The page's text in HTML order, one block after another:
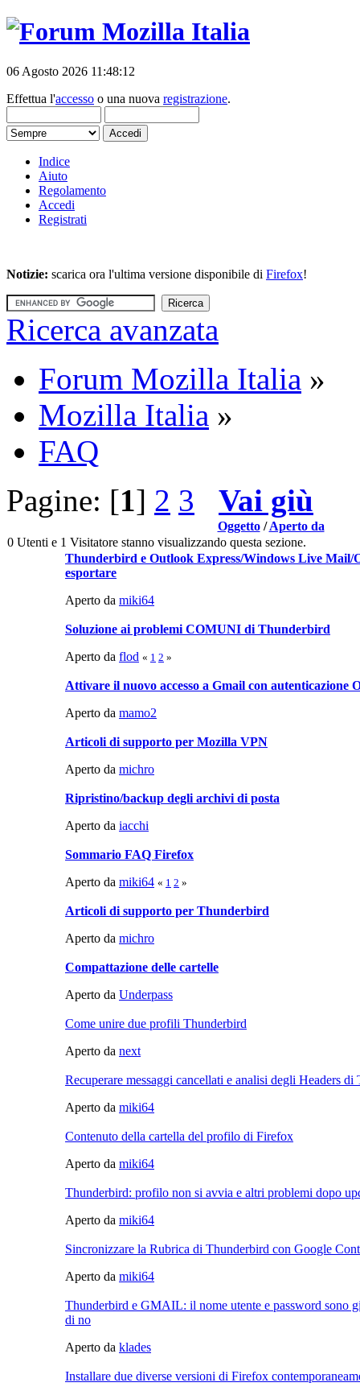
06 Agosto 2026 11:48:12
Effettua l'accesso o una nuova registrazione.
Indice
Aiuto
Regolamento
Accedi
Registrati
Notizie: scarica ora l'ultima versione disponibile di Firefox!
Ricerca avanzata
Forum Mozilla Italia »
Mozilla Italia »
FAQ
Pagine: [1] 2 3 Vai giù
Oggetto/Aperto da
0 Utenti e 1 Visitatore stanno visualizzando questa sezione.
Thunderbird e Outlook Express/Windows Live Mail/
esportare
Aperto da miki64
Soluzione ai problemi COMUNI di Thunderbird
Aperto da flod « 1 2 »
Attivare il nuovo accesso a Gmail con autenticazione
Aperto da mamo2
Articoli di supporto per Mozilla VPN
Aperto da michro
Ripristino/backup degli archivi di posta
Aperto da iacchi
Sommario FAQ Firefox
Aperto da miki64 « 1 2 »
Articoli di supporto per Thunderbird
Aperto da michro
Compattazione delle cartelle
Aperto da Underpass
Come unire due profili Thunderbird
Aperto da next
Recuperare messaggi cancellati e analisi degli Headers di
Aperto da miki64
Contenuto della cartella del profilo di Firefox
Aperto da miki64
Thunderbird: profilo non si avvia e altri problemi dopo
Aperto da miki64
Sincronizzare la Rubrica di Thunderbird con Google
Aperto da miki64
Thunderbird e GMAIL: il nome utente e password sono
di no
Aperto da klades
Installare due diverse versioni di Firefox